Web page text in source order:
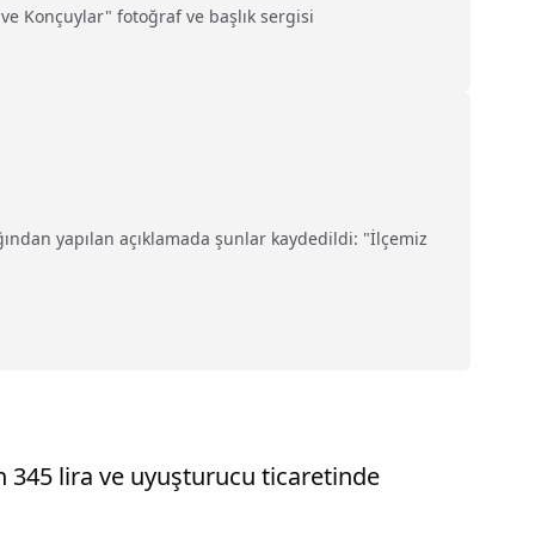
Konçuylar" fotoğraf ve başlık sergisi
yapılan açıklamada şunlar kaydedildi: "İlçemiz
345 lira ve uyuşturucu ticaretinde